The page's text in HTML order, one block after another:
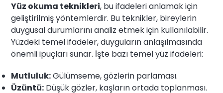
Yüz okuma teknikleri, bu ifadeleri anlamak için
geliştirilmiş yöntemlerdir. Bu teknikler, bireylerin
duygusal durumlarını analiz etmek için kullanılabilir.
Yüzdeki temel ifadeler, duyguların anlaşılmasında
önemli ipuçları sunar. İşte bazı temel yüz ifadeleri:
Mutluluk:Gülümseme, gözlerin parlaması.
Üzüntü: Düşük gözler, kaşların ortada toplanması.